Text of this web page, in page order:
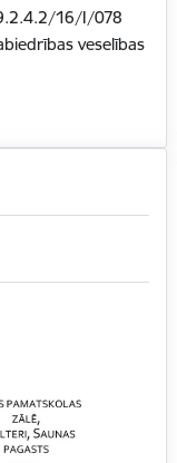
16/I/078
veselības